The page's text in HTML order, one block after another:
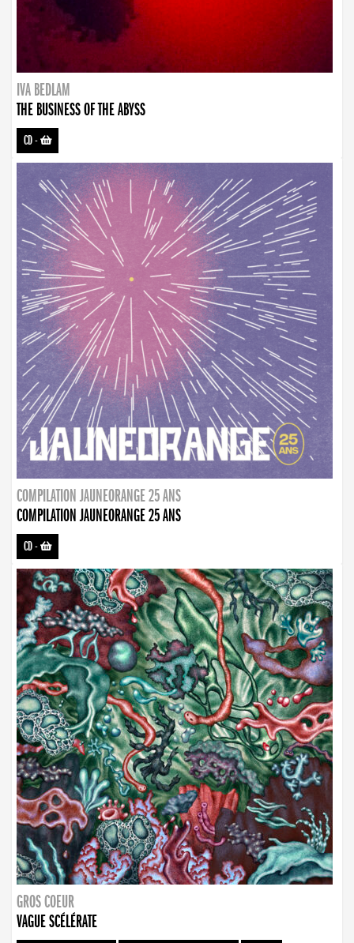
IVA BEDLAM
THE BUSINESS OF THE ABYSS
CD-
COMPILATION JAUNEORANGE 25 ANS
COMPILATION JAUNEORANGE 25 ANS
CD-
GROS COEUR
VAGUE SCÉLÉRATE